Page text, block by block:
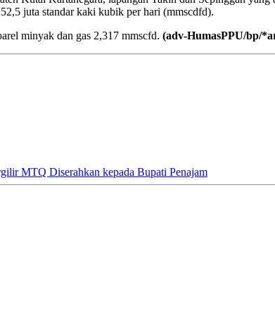
juta standar kaki kubik per hari (mmscdfd).
minyak dan gas 2,317 mmscfd. (adv-HumasPPU/bp/
MTQ Diserahkan kepada Bupati Penajam